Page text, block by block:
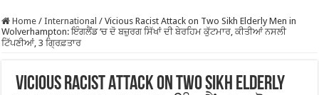
Home / International / Vicious Racist Attack on Two Sikh Elderly Men in
Wolverhampton: ਇੰਗਲੈਂਡ ‘ਚ ਦੋ ਬਜ਼ੁਰਗ ਸਿੱਖਾਂ ਦੀ ਬੇਰਹਿਮ ਕੁੱਟਮਾਰ, ਕੀਤੀਆਂ ਨਸਲੀ
ਟਿੱਪਣੀਆਂ, 3 ਗ੍ਰਿਫ਼ਤਾਰ
Vicious Racist Attack on Two Sikh Elderly